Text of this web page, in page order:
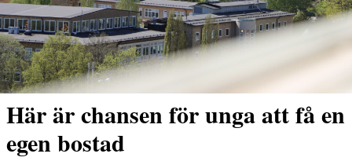
Här är chansen för unga att få en
egen bostad